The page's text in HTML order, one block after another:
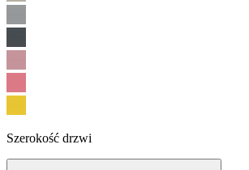
Szerokość drzwi